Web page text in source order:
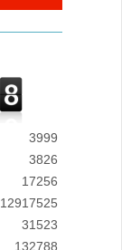
3999
3826
17256
12917525
31523
132788